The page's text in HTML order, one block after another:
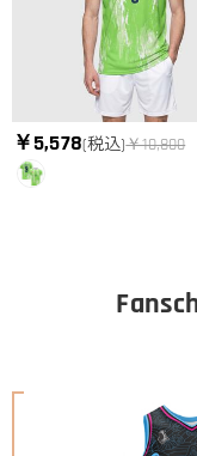
￥5,578(税込)￥10,800